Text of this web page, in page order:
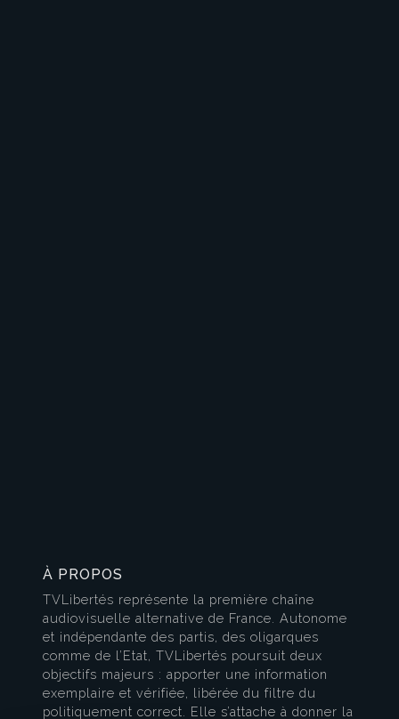
À PROPOS
TVLibertés représente la première chaîne
audiovisuelle alternative de France. Autonome
et indépendante des partis, des oligarques
comme de l’Etat, TVLibertés poursuit deux
objectifs majeurs : apporter une information
exemplaire et vérifiée, libérée du filtre du
politiquement correct. Elle s’attache à donner la